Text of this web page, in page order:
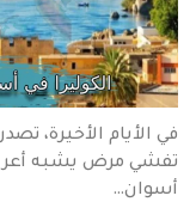
في الأيام الأخيرة،
تفشي مرض يشبه
أسوان…